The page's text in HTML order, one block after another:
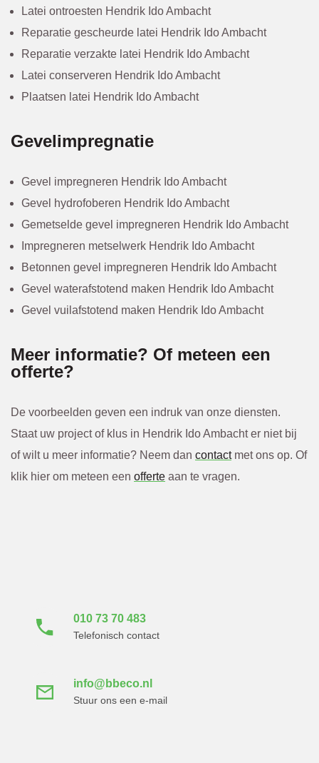
Latei ontroesten Hendrik Ido Ambacht
Reparatie gescheurde latei Hendrik Ido Ambacht
Reparatie verzakte latei Hendrik Ido Ambacht
Latei conserveren Hendrik Ido Ambacht
Plaatsen latei Hendrik Ido Ambacht
Gevelimpregnatie
Gevel impregneren Hendrik Ido Ambacht
Gevel hydrofoberen Hendrik Ido Ambacht
Gemetselde gevel impregneren Hendrik Ido Ambacht
Impregneren metselwerk Hendrik Ido Ambacht
Betonnen gevel impregneren Hendrik Ido Ambacht
Gevel waterafstotend maken Hendrik Ido Ambacht
Gevel vuilafstotend maken Hendrik Ido Ambacht
Meer informatie? Of meteen een
offerte?
De voorbeelden geven een indruk van onze diensten.
Staat uw project of klus in Hendrik Ido Ambacht er niet bij
of wilt u meer informatie? Neem dan contactmet ons op. Of
klik hier om meteen een offerte aan te vragen.
010 73 70 483
Telefonisch contact
info@bbeco.nl
Stuur ons een e-mail